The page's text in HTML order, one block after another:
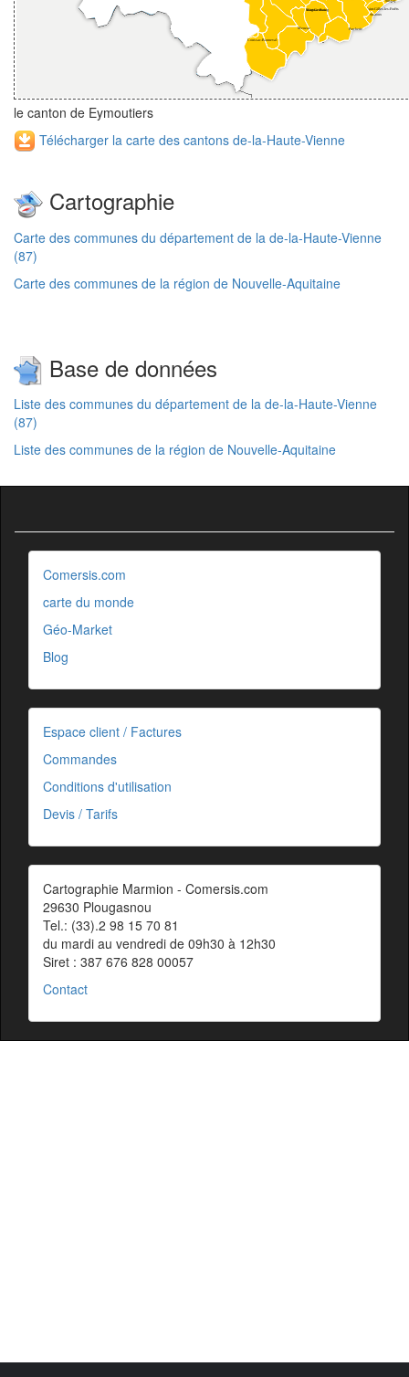
le canton de Eymoutiers
Télécharger la carte des cantons de-la-Haute-Vienne
Cartographie
Carte des communes du département de la de-la-Haute-Vienne
(87)
Carte des communes de la région de Nouvelle-Aquitaine
Base de données
Liste des communes du département de la de-la-Haute-Vienne
(87)
Liste des communes de la région de Nouvelle-Aquitaine
Comersis.com
carte du monde
Géo-Market
Blog
Espace client / Factures
Commandes
Conditions d'utilisation
Devis / Tarifs
Cartographie Marmion - Comersis.com
29630 Plougasnou
Tel.: (33).2 98 15 70 81
du mardi au vendredi de 09h30 à 12h30
Siret : 387 676 828 00057
Contact